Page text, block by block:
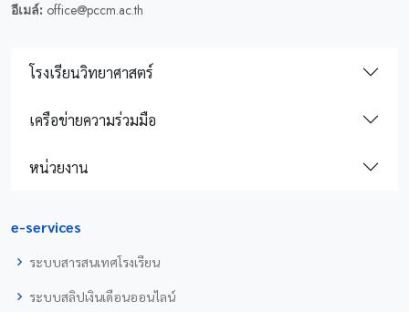
อีเมล์: office@pccm.ac.th
โรงเรียนวิทยาศาสตร์
เครือข่ายความร่วมมือ
หน่วยงาน
e-services
ระบบสารสนเทศโรงเรียน
ระบบสลิปเงินเดือนออนไลน์